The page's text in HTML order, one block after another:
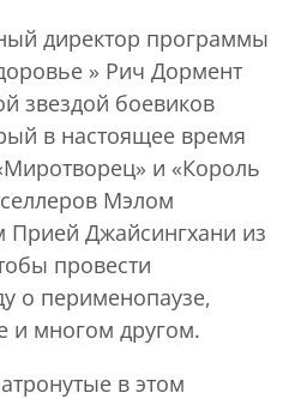
директор программы
» Рич Дормент
звездой боевиков
в настоящее время
и «Король
Мэлом
Джайсингхани из
провести
о перименопаузе,
и многом другом.
в этом